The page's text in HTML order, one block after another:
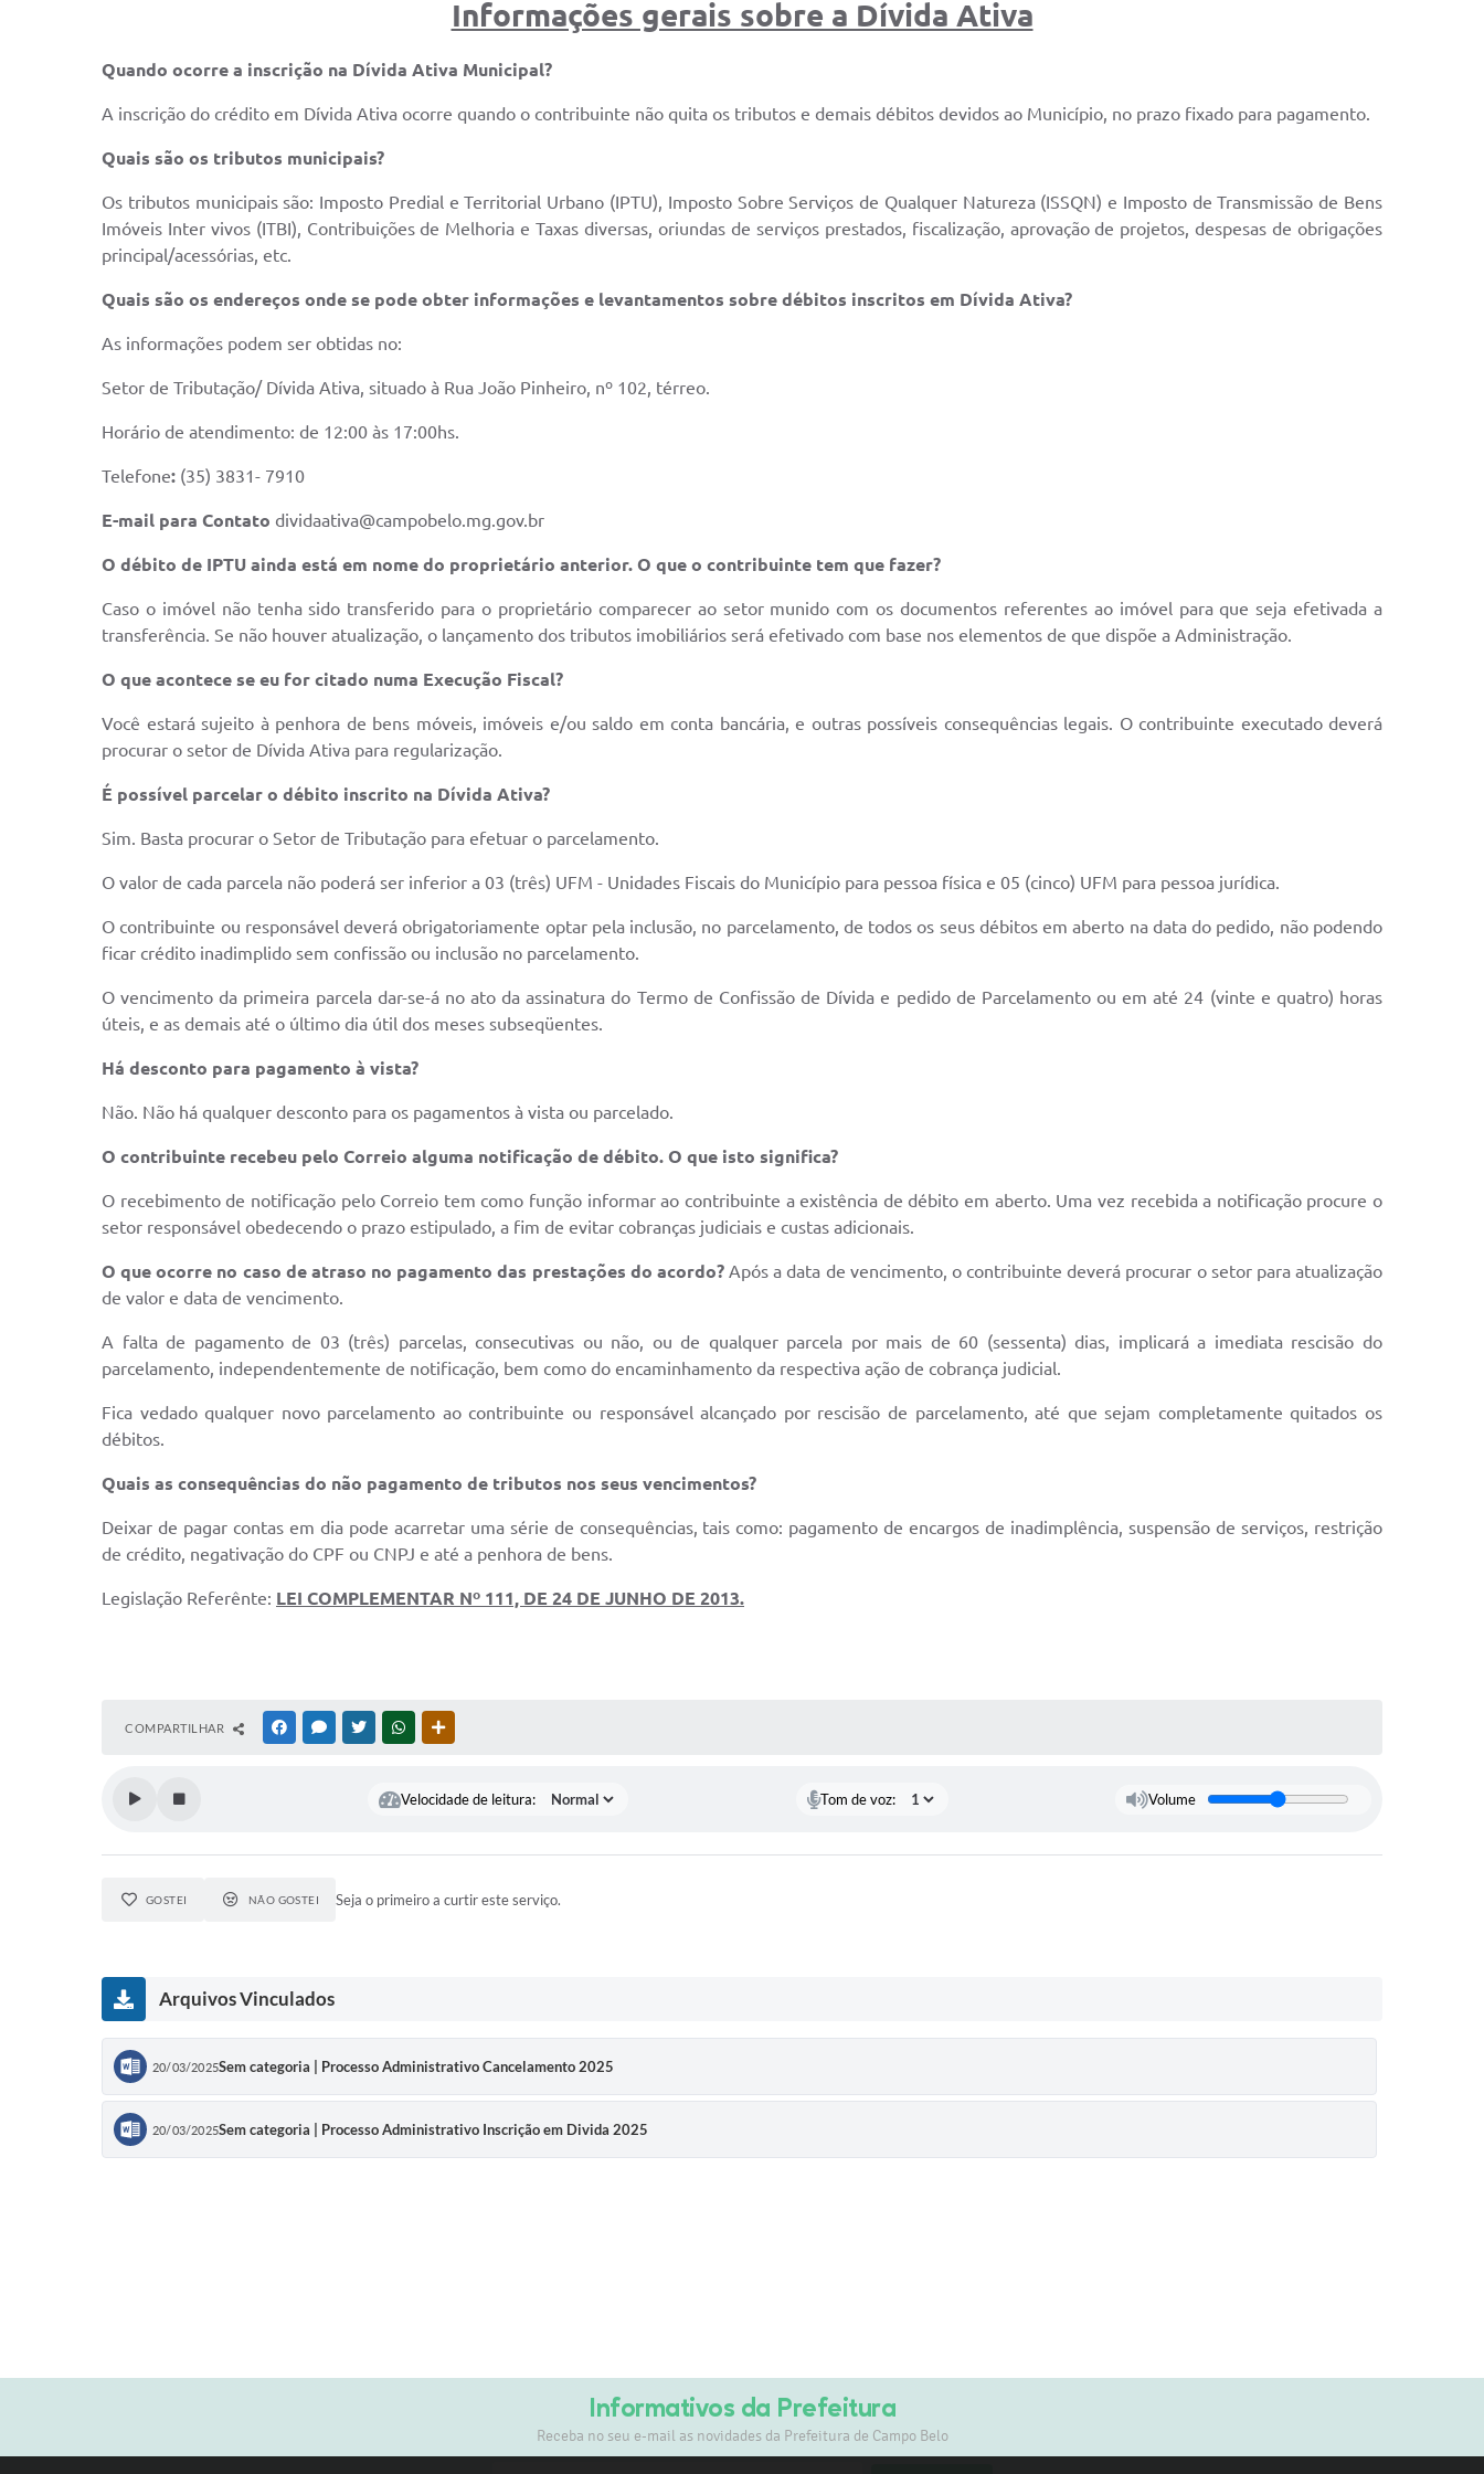
Informações gerais sobre a Dívida Ativa
Quando ocorre a inscrição na Dívida Ativa Municipal?
A inscrição do crédito em Dívida Ativa ocorre quando o contribuinte não quita os tributos e demais débitos devidos ao Município, no prazo fixado para pagamento.
Quais são os tributos municipais?
Os tributos municipais são: Imposto Predial e Territorial Urbano (IPTU), Imposto Sobre Serviços de Qualquer Natureza (ISSQN) e Imposto de Transmissão de Bens
Imóveis Inter vivos (ITBI), Contribuições de Melhoria e Taxas diversas, oriundas de serviços prestados, fiscalização, aprovação de projetos, despesas de obrigações
principal/acessórias, etc.
Quais são os endereços onde se pode obter informações e levantamentos sobre débitos inscritos em Dívida Ativa?
As informações podem ser obtidas no:
Setor de Tributação/ Dívida Ativa, situado à Rua João Pinheiro, nº 102, térreo.
Horário de atendimento: de 12:00 às 17:00hs.
Telefone: (35) 3831- 7910
E-mail para Contato dividaativa@campobelo.mg.gov.br
O débito de IPTU ainda está em nome do proprietário anterior. O que o contribuinte tem que fazer?
Caso o imóvel não tenha sido transferido para o proprietário comparecer ao setor munido com os documentos referentes ao imóvel para que seja efetivada a
transferência. Se não houver atualização, o lançamento dos tributos imobiliários será efetivado com base nos elementos de que dispõe a Administração.
O que acontece se eu for citado numa Execução Fiscal?
Você estará sujeito à penhora de bens móveis, imóveis e/ou saldo em conta bancária, e outras possíveis consequências legais. O contribuinte executado deverá
procurar o setor de Dívida Ativa para regularização.
É possível parcelar o débito inscrito na Dívida Ativa?
Sim. Basta procurar o Setor de Tributação para efetuar o parcelamento.
O valor de cada parcela não poderá ser inferior a 03 (três) UFM - Unidades Fiscais do Município para pessoa física e 05 (cinco) UFM para pessoa jurídica.
O contribuinte ou responsável deverá obrigatoriamente optar pela inclusão, no parcelamento, de todos os seus débitos em aberto na data do pedido, não podendo
ficar crédito inadimplido sem confissão ou inclusão no parcelamento.
O vencimento da primeira parcela dar-se-á no ato da assinatura do Termo de Confissão de Dívida e pedido de Parcelamento ou em até 24 (vinte e quatro) horas
úteis, e as demais até o último dia útil dos meses subseqüentes.
Há desconto para pagamento à vista?
Não. Não há qualquer desconto para os pagamentos à vista ou parcelado.
O contribuinte recebeu pelo Correio alguma notificação de débito. O que isto significa?
O recebimento de notificação pelo Correio tem como função informar ao contribuinte a existência de débito em aberto. Uma vez recebida a notificação procure o
setor responsável obedecendo o prazo estipulado, a fim de evitar cobranças judiciais e custas adicionais.
O que ocorre no caso de atraso no pagamento das prestações do acordo?Após a data de vencimento, o contribuinte deverá procurar o setor para atualização
de valor e data de vencimento.
A falta de pagamento de 03 (três) parcelas, consecutivas ou não, ou de qualquer parcela por mais de 60 (sessenta) dias, implicará a imediata rescisão do
parcelamento, independentemente de notificação, bem como do encaminhamento da respectiva ação de cobrança judicial.
Fica vedado qualquer novo parcelamento ao contribuinte ou responsável alcançado por rescisão de parcelamento, até que sejam completamente quitados os
débitos.
Quais as consequências do não pagamento de tributos nos seus vencimentos?
Deixar de pagar contas em dia pode acarretar uma série de consequências, tais como: pagamento de encargos de inadimplência, suspensão de serviços, restrição
de crédito, negativação do CPF ou CNPJ e até a penhora de bens.
Legislação Referênte: LEI COMPLEMENTAR Nº 111, DE 24 DE JUNHO DE 2013.
COMPARTILHAR FACEBOOKMESSENGER
TWITTERWHATSAPP
Velocidade de leitura: Tom de voz: Volume
GOSTEI NÃO GOSTEI Seja o primeiro a curtir este serviço.
Arquivos Vinculados
20/03/2025Sem categoria | Processo Administrativo Cancelamento 2025
20/03/2025Sem categoria | Processo Administrativo Inscrição em Divida 2025
Informativos da Prefeitura
Receba no seu e-mail as novidades da Prefeitura de Campo Belo